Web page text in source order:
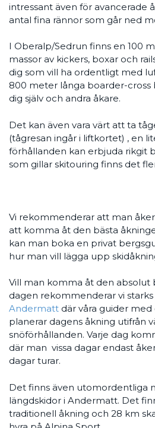
intressant även för avancerade
antal fina rännor som går ned
I Oberalp/Sedrun finns en 100
massor av kickers, boxar och
dig som vill ha ordentligt med
800 meter långa boarder-cross
dig själv och andra åkare.
Det kan även vara värt att ta
(tågresan ingår i liftkortet) , en
förhållanden kan erbjuda rikgit
som gillar skitouring finns det
Vi rekommenderar att man
att komma åt den bästa
kan man boka en privat
hur man vill lägga upp
Vill man komma åt den absolut
dagen rekommenderar vi
Andermatt där våra guider
planerar dagens åkning utifrån
snöförhållanden. Varje dag
där man vissa dagar endast
dagar turar.
Det finns även utomordentliga
längdskidor i Andermatt. Det
traditionell åkning och 28 km